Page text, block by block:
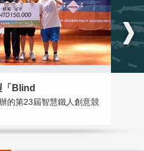
「Blind
的第23屆智慧鐵人創意競